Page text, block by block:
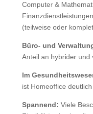
Computer &
(teilweise oder
Büro- und
Anteil an hybrider und
Im
ist Homeoffice
Spannend: Viele